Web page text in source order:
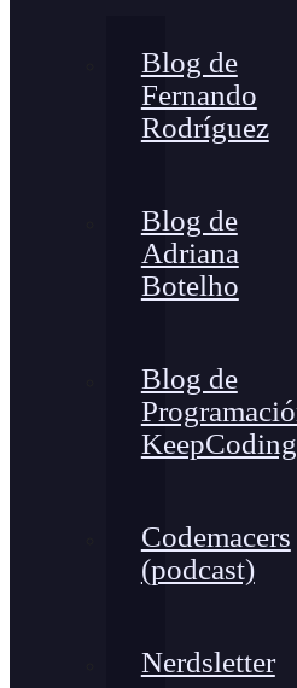
Blog de
Fernando
Rodríguez
Blog de
Adriana
Botelho
Blog de
KeepCoding
Codemacers
(podcast)
Nerdsletter